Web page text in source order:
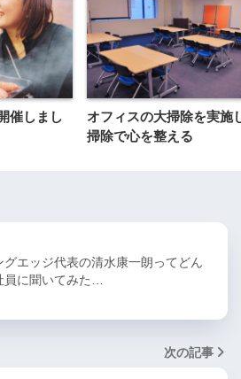
催しまし
オフィスの大掃除を実施
掃除で心を整える
グエッジ代表の清水康一朗ってどん
員に聞いてみた…
次の記事